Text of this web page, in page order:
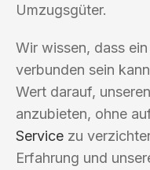
Umzugsgüter.
Wir wissen, dass
verbunden sein
Wert darauf,
anzubieten, ohne
Service zu
Erfahrung und